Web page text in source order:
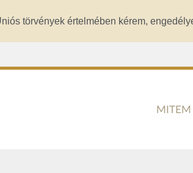
törvények értelmében kérem,
MITEM